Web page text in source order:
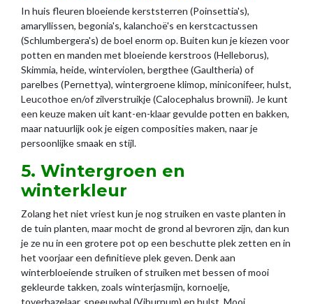
In huis fleuren bloeiende kerststerren (Poinsettia's),
amaryllissen, begonia's, kalanchoë's en kerstcactussen
(Schlumbergera's) de boel enorm op. Buiten kun je kiezen voor
potten en manden met bloeiende kerstroos (Helleborus),
Skimmia, heide, winterviolen, bergthee (Gaultheria) of
parelbes (Pernettya), wintergroene klimop, miniconifeer, hulst,
Leucothoe en/of zilverstruikje (Calocephalus brownii). Je kunt
een keuze maken uit kant-en-klaar gevulde potten en bakken,
maar natuurlijk ook je eigen composities maken, naar je
persoonlijke smaak en stijl.
5. Wintergroen en
winterkleur
Zolang het niet vriest kun je nog struiken en vaste planten in
de tuin planten, maar mocht de grond al bevroren zijn, dan kun
je ze nu in een grotere pot op een beschutte plek zetten en in
het voorjaar een definitieve plek geven. Denk aan
winterbloeiende struiken of struiken met bessen of mooi
gekleurde takken, zoals winterjasmijn, kornoelje,
toverhazelaar, sneeuwbal (Viburnum) en hulst. Mooi